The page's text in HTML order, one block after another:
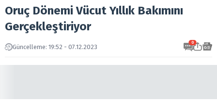
Oruç Dönemi Vücut Yıllık Bakımını
Gerçekleştiriyor
Güncelleme: 19:52 - 07.12.2023
0